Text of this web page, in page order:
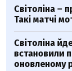
Світоліна –
Такі матчі
Світоліна
встановили
оновленому